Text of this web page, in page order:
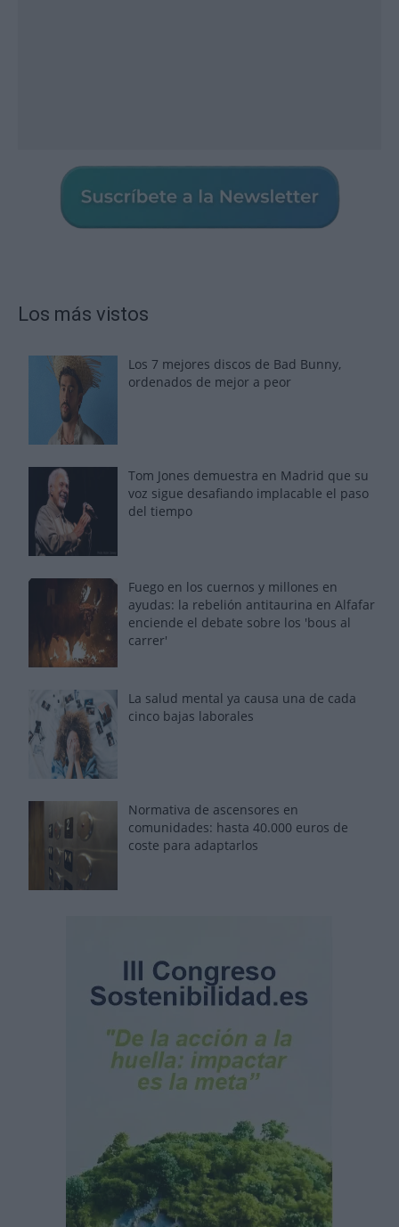
Los más vistos
Los 7 mejores discos de Bad Bunny,
ordenados de mejor a peor
Tom Jones demuestra en Madrid que su
voz sigue desafiando implacable el paso
del tiempo
Fuego en los cuernos y millones en
ayudas: la rebelión antitaurina en Alfafar
enciende el debate sobre los 'bous al
carrer'
La salud mental ya causa una de cada
cinco bajas laborales
Normativa de ascensores en
comunidades: hasta 40.000 euros de
coste para adaptarlos